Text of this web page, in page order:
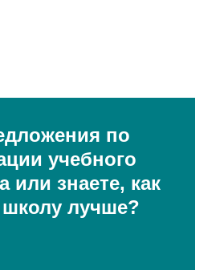
по
учебного
или знаете, как
школу лучше?